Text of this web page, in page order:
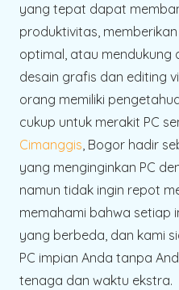
yang tepat dapat
produktivitas,
optimal, atau mendukung
desain grafis dan editing
orang memiliki
cukup untuk merakit PC
Cimanggis, Bogor hadir
yang menginginkan PC
namun tidak ingin repot
memahami bahwa setiap
yang berbeda, dan kami
PC impian Anda tanpa
tenaga dan waktu ekstra.